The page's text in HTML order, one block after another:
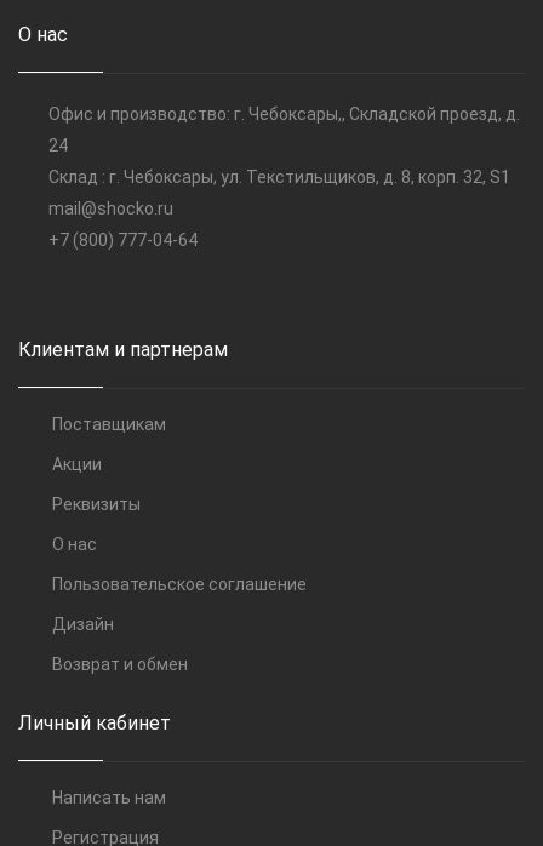
О нас
Офис и производство: г. Чебоксары,, Складской проезд, д.
24
Склад : г. Чебоксары, ул. Текстильщиков, д. 8, корп. 32, S1
mail@shocko.ru
+7 (800) 777-04-64
Клиентам и партнерам
Поставщикам
Акции
Реквизиты
О нас
Пользовательское соглашение
Дизайн
Возврат и обмен
Личный кабинет
Написать нам
Регистрация